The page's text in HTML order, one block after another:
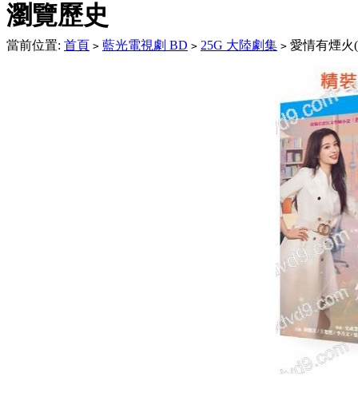
瀏覽歷史
當前位置: 首頁 > 藍光電視劇 BD > 25G 大陸劇集 > 愛情有煙火